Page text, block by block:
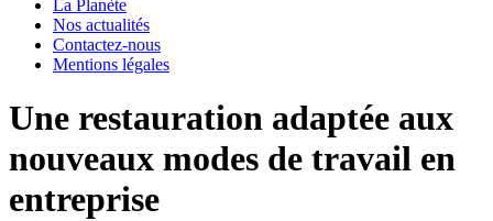
La Planète
Nos actualités
Contactez-nous
Mentions légales
Une restauration adaptée aux
nouveaux modes de travail en
entreprise